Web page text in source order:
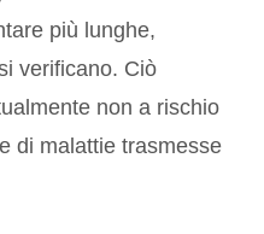
più lunghe,
verificano. Ciò
non a rischio
di malattie trasmesse